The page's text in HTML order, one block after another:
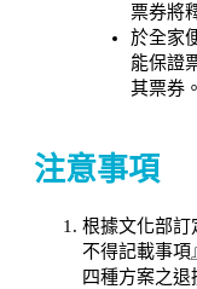
票券將
於全家
能保證
其票券。
注意事項
根據文化部訂
不得記載事項
四種方案之退